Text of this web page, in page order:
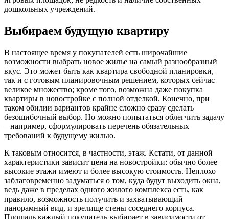
дошкольных учреждений.
Выбираем будущую квартиру
В настоящее время у покупателей есть широчайшие
возможности выбрать новое жилье на самый разнообразный
вкус. Это может быть как квартира свободной планировки,
так и с готовым планировочным решением, которых сейчас
великое множество; кроме того, возможна даже покупка
квартиры в новостройке с полной отделкой. Конечно, при
таком обилии вариантов крайне сложно сразу сделать
безошибочный выбор. Но можно попытаться облегчить задачу
– например, сформулировать перечень обязательных
требований к будущему жилью.
К таковым относится, в частности, этаж. Кстати, от данной
характеристики зависит цена на новостройки: обычно более
высокие этажи имеют и более высокую стоимость. Неплохо
заблаговременно задуматься о том, куда будут выходить окна,
ведь даже в пределах одного жилого комплекса есть, как
правило, возможность получить и захватывающий
панорамный вид, и зрелище стены соседнего корпуса.